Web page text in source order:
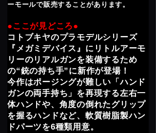
ーモールで販売することがあります。
●ここが見どころ●
コトブキヤのプラモデルシリーズ
『メガミデバイス』にリトルアーモ
リーのリアルガンを装備するため
の“銃の持ち手”に新作が登場！
今作はポージングが難しい「ハンド
ガンの両手持ち」を再現する左右一
体ハンドや、角度の倒れたグリップ
を握るハンドなど、軟質樹脂製ハン
ドパーツを6種類用意。